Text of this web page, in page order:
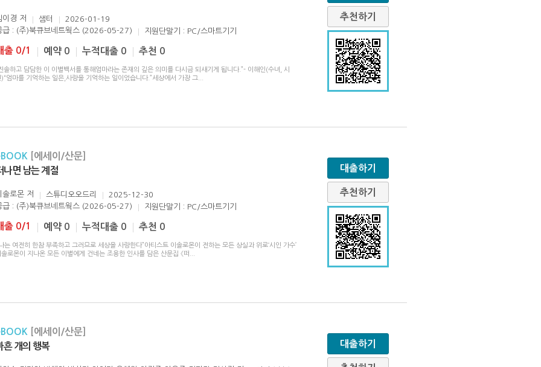
이경 저 샘터
2026-01-19
급 : (주)북큐브네트웍스 (2026-05-27)
지원단말기 : PC/스마트기기
출 0/1 예약 0 누적대출 0 추천 0
솔하고 담담한 이 이별백서를 통해엄마라는 존재의 깊은 의미를 다시금 되새기게 됩니다.”- 이해인(수녀, 시
)“엄마를 기억하는 일은,사랑을 기억하는 일이었습니다.”세상에서 가장 그
추천하기
[에세이/산문]
나면 남는 계절
솔로몬 저 스튜디오오드리
2025-12-30
급 : (주)북큐브네트웍스 (2026-05-27)
지원단말기 : PC/스마트기기
출 0/1 예약 0 누적대출 0 추천 0
는 여전히 한참 부족하고 그러므로 세상을 사랑한다”아티스트 이솔로몬이 전하는 모든 상실과 위로‘시인 가수’
솔로몬이 지나온 모든 이별에게 건네는 조용한 인사를 담은 산문집 《떠
대출하기
추천하기
[에세이/산문]
흔 개의 행복
대출하기